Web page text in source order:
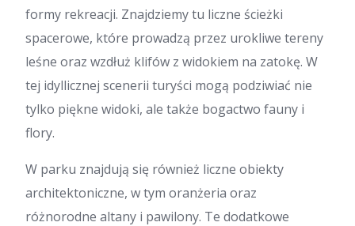
formy rekreacji. Znajdziemy tu liczne ścieżki
spacerowe, które prowadzą przez urokliwe tereny
leśne oraz wzdłuż klifów z widokiem na zatokę. W
tej idyllicznej scenerii turyści mogą podziwiać nie
tylko piękne widoki, ale także bogactwo fauny i
flory.
W parku znajdują się również liczne obiekty
architektoniczne, w tym oranżeria oraz
różnorodne altany i pawilony. Te dodatkowe